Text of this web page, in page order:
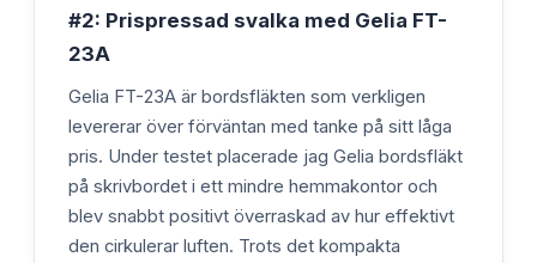
#2: Prispressad svalka med Gelia FT-
23A
Gelia FT-23A är bordsfläkten som verkligen
levererar över förväntan med tanke på sitt låga
pris. Under testet placerade jag Gelia bordsfläkt
på skrivbordet i ett mindre hemmakontor och
blev snabbt positivt överraskad av hur effektivt
den cirkulerar luften. Trots det kompakta